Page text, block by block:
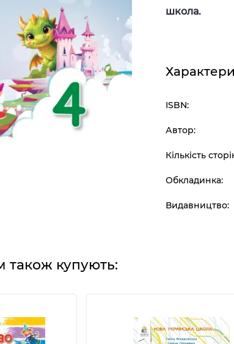
школа.
ISBN:
Автор:
Кількість
Обкладинка:
Видавництво:
також купують: